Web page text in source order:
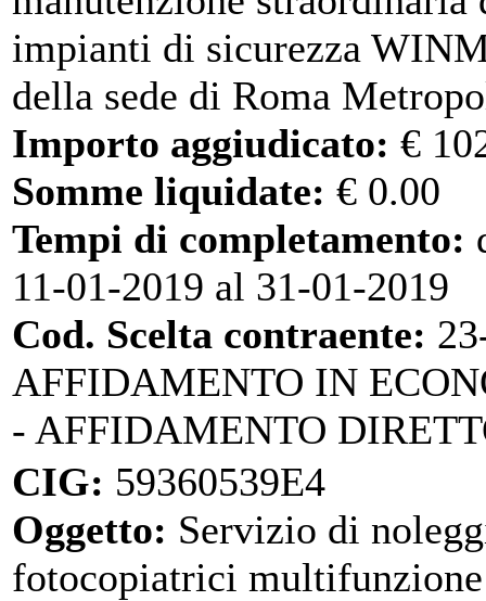
impianti di sicurezza
della sede di Roma
Importo aggiudicato: €
Somme liquidate: € 0.00
Tempi di completamento:
11-01-2019 al 31-01-2019
Cod. Scelta contraente:
AFFIDAMENTO IN
- AFFIDAMENTO
CIG: 59360539E4
Oggetto: Servizio di
fotocopiatrici